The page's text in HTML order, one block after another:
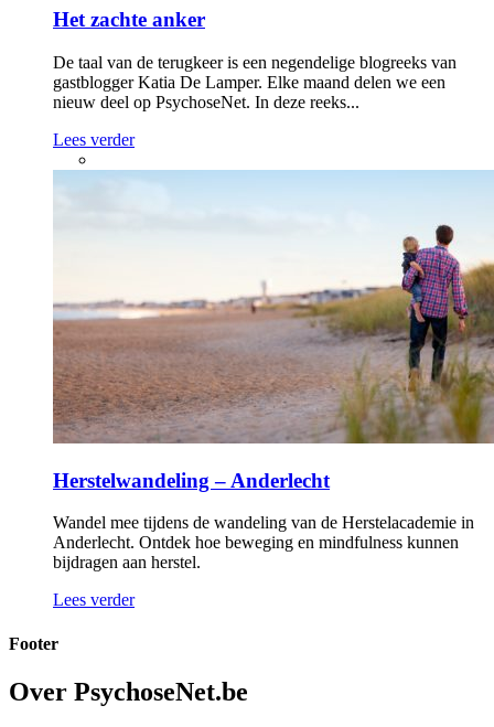
Het zachte anker
De taal van de terugkeer is een negendelige blogreeks van
gastblogger Katia De Lamper. Elke maand delen we een
nieuw deel op PsychoseNet. In deze reeks...
Lees verder
Herstelwandeling – Anderlecht
Wandel mee tijdens de wandeling van de Herstelacademie in
Anderlecht. Ontdek hoe beweging en mindfulness kunnen
bijdragen aan herstel.
Lees verder
Footer
Over PsychoseNet.be